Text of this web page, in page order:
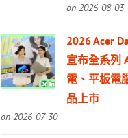
on 2026-08-03
2026 Acer
宣布全系列
電、平板電
品上市
on 2026-07-30